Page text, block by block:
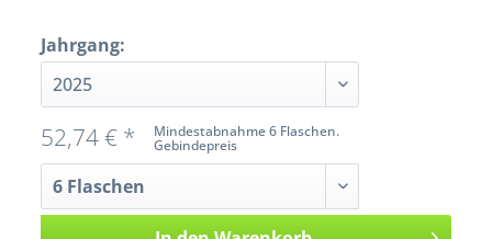
Jahrgang:
Mindestabnahme 6 Flaschen.
Gebindepreis
52,74 € *